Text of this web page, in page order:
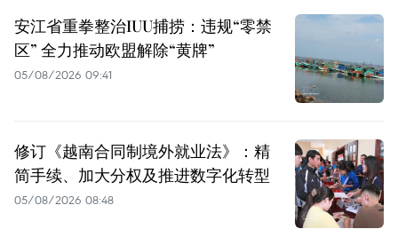
安江省重拳整治IUU捕捞：违规“零禁
区” 全力推动欧盟解除“黄牌”
05/08/2026 09:41
修订《越南合同制境外就业法》：精
简手续、加大分权及推进数字化转型
05/08/2026 08:48